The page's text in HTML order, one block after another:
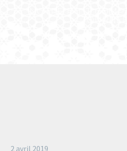
2 avril 2019